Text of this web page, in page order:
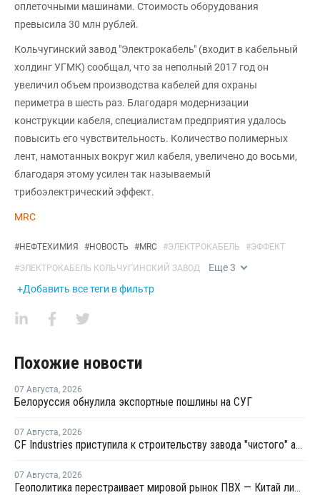
оплеточными машинами. Стоимость оборудования
превысила 30 млн рублей.
Кольчугинский завод "Электрокабель" (входит в кабельный
холдинг УГМК) сообщал, что за неполный 2017 год он
увеличил объем производства кабелей для охраны
периметра в шесть раз. Благодаря модернизации
конструкции кабеля, специалистам предприятия удалось
повысить его чувствительность. Количество полимерных
лент, намотанных вокруг жил кабеля, увеличено до восьми,
благодаря этому усилен так называемый
трибоэлектрический эффект.
MRC
#НЕФТЕХИМИЯ #НОВОСТЬ #MRC #ЭЛЕКТРОКАБЕЛЬ #ЭФФЕКТ
#ЭЛЕКТРОКАБЕЛЬ КОЛЬЧУГИНСКИЙ ЗАВОД Еще3
+Добавить все теги в фильтр
Похожие новости
07 Августа, 2026
Белоруссия обнулила экспортные пошлины на СУГ
07 Августа, 2026
CF Industries приступила к строительству завода "чистого" аммиака за USD4 миллиарда
07 Августа, 2026
Геополитика перестраивает мировой рынок ПВХ — Китай лидирует в экспорте